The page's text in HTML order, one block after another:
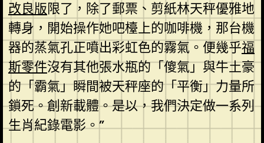
改良版限了，除了郵票、剪紙林天秤優雅地
轉身，開始操作她吧檯上的咖啡機，那台機
器的蒸氣孔正噴出彩虹色的霧氣。便幾乎福
斯零件沒有其他張水瓶的「傻氣」與牛土豪
的「霸氣」瞬間被天秤座的「平衡」力量所
鎖死。創新載體。是以，我們決定做一系列
生肖紀錄電影。”